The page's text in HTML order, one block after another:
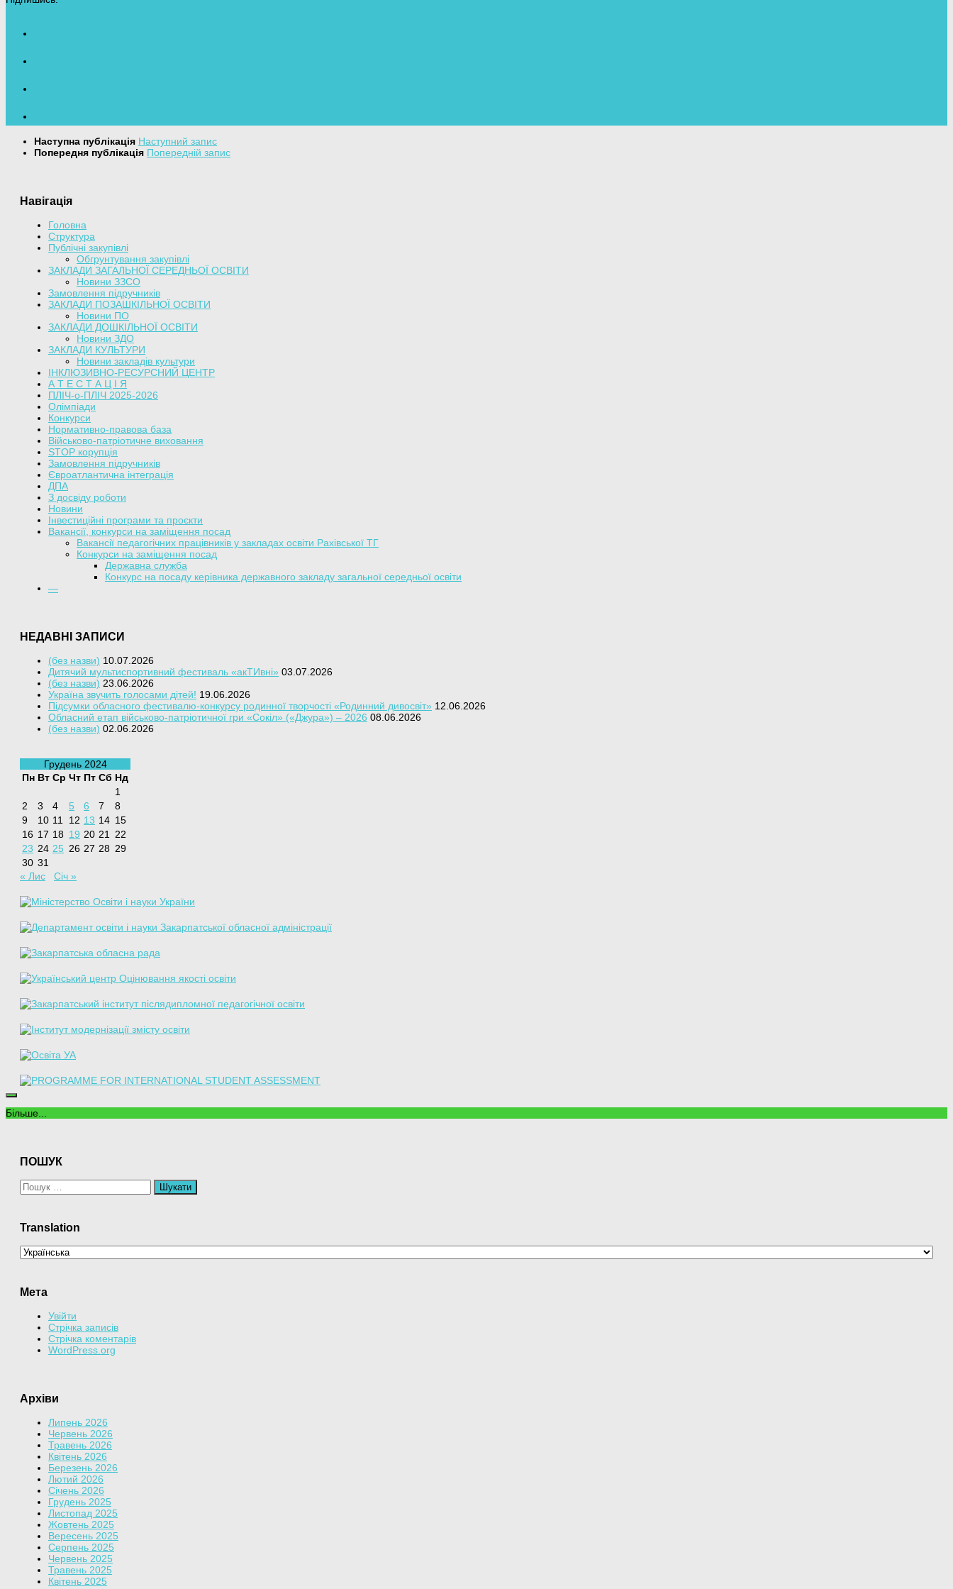
Наступна публікація Наступний запис
Попередня публікація Попередній запис
Навігація
Головна
Структура
Публічні закупівлі
Обгрунтування закупівлі
ЗАКЛАДИ ЗАГАЛЬНОЇ СЕРЕДНЬОЇ ОСВІТИ
Новини ЗЗСО
Замовлення підручників
ЗАКЛАДИ ПОЗАШКІЛЬНОЇ ОСВІТИ
Новини ПО
ЗАКЛАДИ ДОШКІЛЬНОЇ ОСВІТИ
Новини ЗДО
ЗАКЛАДИ КУЛЬТУРИ
Новини закладів культури
ІНКЛЮЗИВНО-РЕСУРСНИЙ ЦЕНТР
А Т Е С Т А Ц І Я
ПЛІЧ-о-ПЛІЧ 2025-2026
Олімпіади
Конкурси
Нормативно-правова база
Військово-патріотичне виховання
STOP корупція
Замовлення підручників
Євроатлантична інтеграція
ДПА
З досвіду роботи
Новини
Інвестиційні програми та проєкти
Вакансії, конкурси на заміщення посад
Вакансії педагогічних працівників у закладах освіти Рахівської ТГ
Конкурси на заміщення посад
Державна служба
Конкурс на посаду керівника державного закладу загальної середньої освіти
—
НЕДАВНІ ЗАПИСИ
(без назви) 10.07.2026
Дитячий мультиспортивний фестиваль «акТИвні» 03.07.2026
(без назви) 23.06.2026
Україна звучить голосами дітей! 19.06.2026
Підсумки обласного фестивалю-конкурсу родинної творчості «Родинний дивосвіт» 12.06.2026
Обласний етап військово-патріотичної гри «Сокіл» («Джура») – 2026 08.06.2026
(без назви) 02.06.2026
Грудень 2024
Пн Вт Ср Чт Пт Сб Нд
1
2
3 4 5 6 7
8
9
10 11 12 13 14 15
16 17 18 19 20 21 22
23 24 25 26 27 28 29
30 31
« Лис
Січ »
Більше...
ПОШУК
Пошук:
Translation
Мета
Увійти
Стрічка записів
Стрічка коментарів
WordPress.org
Архіви
Липень 2026
Червень 2026
Травень 2026
Квітень 2026
Березень 2026
Лютий 2026
Січень 2026
Грудень 2025
Листопад 2025
Жовтень 2025
Вересень 2025
Серпень 2025
Червень 2025
Травень 2025
Квітень 2025